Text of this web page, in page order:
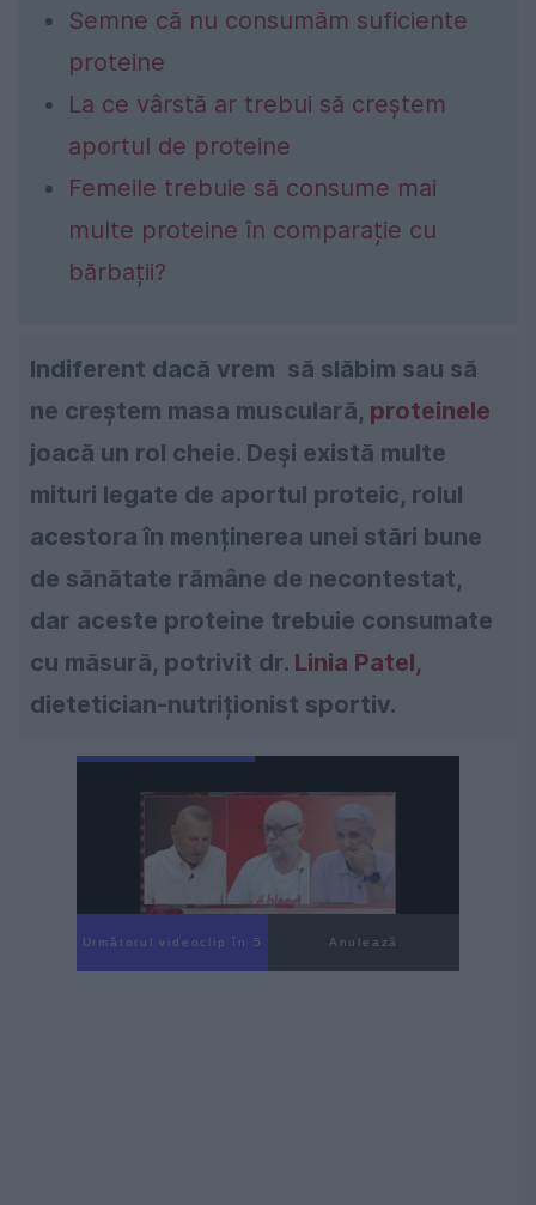
Semne că nu consumăm suficiente
proteine
La ce vârstă ar trebui să creștem
aportul de proteine
Femeile trebuie să consume mai
multe proteine ​​în comparație cu
bărbații?
Indiferent dacă vrem să slăbim sau să
ne creștem masa musculară, proteinele
joacă un rol cheie. Deși există multe
mituri legate de aportul proteic, rolul
acestora în menținerea unei stări bune
de sănătate rămâne de necontestat,
dar aceste proteine trebuie consumate
cu măsură, potrivit dr. Linia Patel,
dietetician-nutriționist sportiv.
Următorul videoclip în 3 Anulează